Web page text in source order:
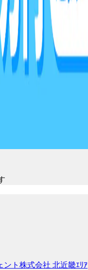
ント株式会社 北近畿ｴﾘｱ